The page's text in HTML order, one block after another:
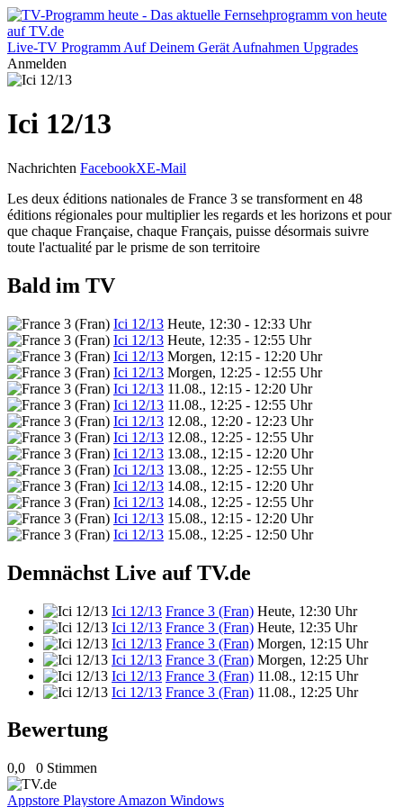
Live-TV Programm Auf Deinem Gerät Aufnahmen Upgrades
Anmelden
Ici 12/13
Nachrichten FacebookXE-Mail
Les deux éditions nationales de France 3 se transforment en 48
éditions régionales pour multiplier les regards et les horizons et pour
que chaque Française, chaque Français, puisse désormais suivre
toute l'actualité par le prisme de son territoire
Bald im TV
Ici 12/13 Heute, 12:30 - 12:33 Uhr
Ici 12/13 Heute, 12:35 - 12:55 Uhr
Ici 12/13 Morgen, 12:15 - 12:20 Uhr
Ici 12/13 Morgen, 12:25 - 12:55 Uhr
Ici 12/13 11.08., 12:15 - 12:20 Uhr
Ici 12/13 11.08., 12:25 - 12:55 Uhr
Ici 12/13 12.08., 12:20 - 12:23 Uhr
Ici 12/13 12.08., 12:25 - 12:55 Uhr
Ici 12/13 13.08., 12:15 - 12:20 Uhr
Ici 12/13 13.08., 12:25 - 12:55 Uhr
Ici 12/13 14.08., 12:15 - 12:20 Uhr
Ici 12/13 14.08., 12:25 - 12:55 Uhr
Ici 12/13 15.08., 12:15 - 12:20 Uhr
Ici 12/13 15.08., 12:25 - 12:50 Uhr
Demnächst Live auf TV.de
Ici 12/13 France 3 (Fran) Heute, 12:30 Uhr
Ici 12/13 France 3 (Fran) Heute, 12:35 Uhr
Ici 12/13 France 3 (Fran) Morgen, 12:15 Uhr
Ici 12/13 France 3 (Fran) Morgen, 12:25 Uhr
Ici 12/13 France 3 (Fran) 11.08., 12:15 Uhr
Ici 12/13 France 3 (Fran) 11.08., 12:25 Uhr
Bewertung
0,0 0 Stimmen
Appstore Playstore Amazon Windows